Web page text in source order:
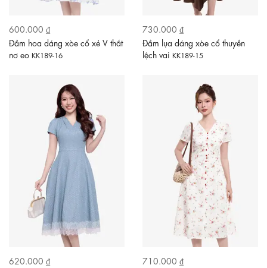
600.000 ₫
Đầm hoa dáng xòe cổ xẻ V thắt
nơ eo KK189-16
730.000 ₫
Đầm lụa dáng xòe cổ thuyền
lệch vai KK189-15
620.000 ₫
710.000 ₫